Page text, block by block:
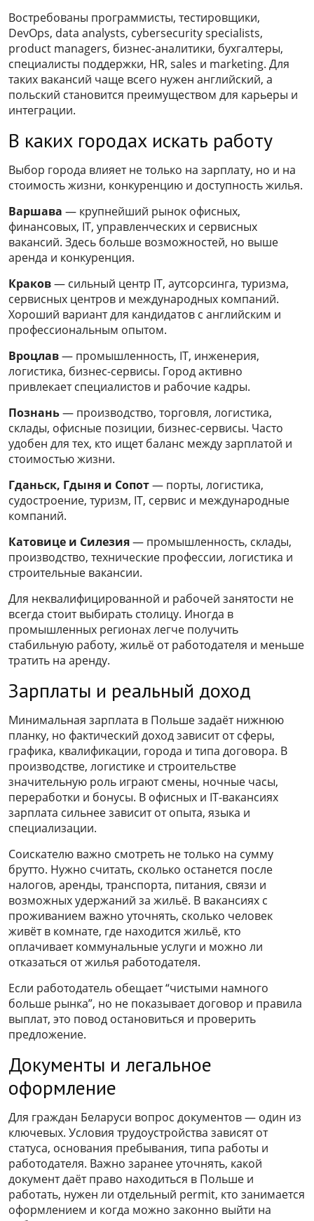
Востребованы программисты, тестировщики,
DevOps, data analysts, cybersecurity specialists,
product managers, бизнес-аналитики, бухгалтеры,
специалисты поддержки, HR, sales и marketing. Для
таких вакансий чаще всего нужен английский, а
польский становится преимуществом для карьеры и
интеграции.
В каких городах искать работу
Выбор города влияет не только на зарплату, но и на
стоимость жизни, конкуренцию и доступность жилья.
Варшава — крупнейший рынок офисных,
финансовых, IT, управленческих и сервисных
вакансий. Здесь больше возможностей, но выше
аренда и конкуренция.
Краков— сильный центр IT, аутсорсинга, туризма,
сервисных центров и международных компаний.
Хороший вариант для кандидатов с английским и
профессиональным опытом.
Вроцлав— промышленность, IT, инженерия,
логистика, бизнес-сервисы. Город активно
привлекает специалистов и рабочие кадры.
Познань— производство, торговля, логистика,
склады, офисные позиции, бизнес-сервисы. Часто
удобен для тех, кто ищет баланс между зарплатой и
стоимостью жизни.
Гданьск, Гдыня и Сопот— порты, логистика,
судостроение, туризм, IT, сервис и международные
компаний.
Катовице и Силезия— промышленность, склады,
производство, технические профессии, логистика и
строительные вакансии.
Для неквалифицированной и рабочей занятости не
всегда стоит выбирать столицу. Иногда в
промышленных регионах легче получить
стабильную работу, жильё от работодателя и меньше
тратить на аренду.
Зарплаты и реальный доход
Минимальная зарплата в Польше задаёт нижнюю
планку, но фактический доход зависит от сферы,
графика, квалификации, города и типа договора. В
производстве, логистике и строительстве
значительную роль играют смены, ночные часы,
переработки и бонусы. В офисных и IT-вакансиях
зарплата сильнее зависит от опыта, языка и
специализации.
Соискателю важно смотреть не только на сумму
брутто. Нужно считать, сколько останется после
налогов, аренды, транспорта, питания, связи и
возможных удержаний за жильё. В вакансиях с
проживанием важно уточнять, сколько человек
живёт в комнате, где находится жильё, кто
оплачивает коммунальные услуги и можно ли
отказаться от жилья работодателя.
Если работодатель обещает “чистыми намного
больше рынка”, но не показывает договор и правила
выплат, это повод остановиться и проверить
предложение.
Документы и легальное
оформление
Для граждан Беларуси вопрос документов — один из
ключевых. Условия трудоустройства зависят от
статуса, основания пребывания, типа работы и
работодателя. Важно заранее уточнять, какой
документ даёт право находиться в Польше и
работать, нужен ли отдельный permit, кто занимается
оформлением и когда можно законно выйти на